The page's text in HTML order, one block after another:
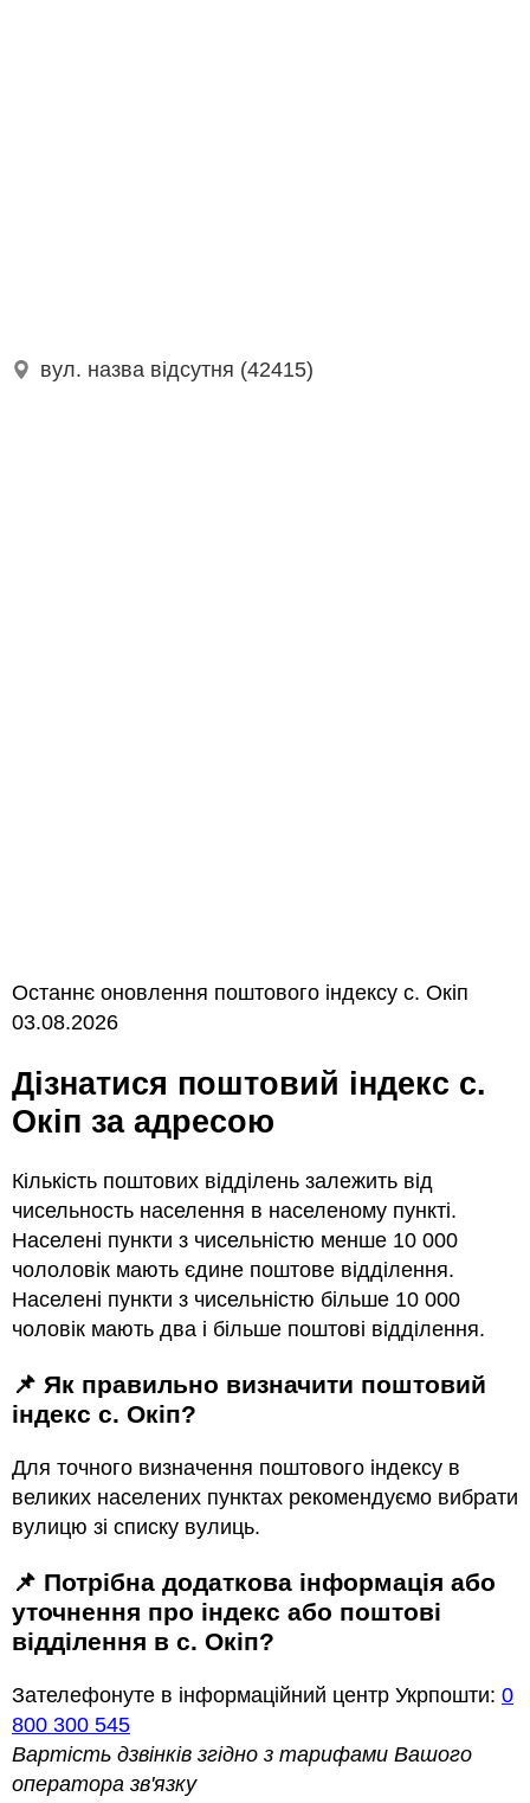
вул. назва відсутня (42415)
Останнє оновлення поштового індексу с. Окіп
03.08.2026
Дізнатися поштовий індекс с.
Окіп за адресою
Кількість поштових відділень залежить від
чисельность населення в населеному пункті.
Населені пункти з чисельністю менше 10 000
чололовік мають єдине поштове відділення.
Населені пункти з чисельністю більше 10 000
чоловік мають два і більше поштові відділення.
📌 Як правильно визначити поштовий
індекс с. Окіп?
Для точного визначення поштового індексу в
великих населених пунктах рекомендуємо вибрати
вулицю зі списку вулиць.
📌 Потрібна додаткова інформація або
уточнення про індекс або поштові
відділення в с. Окіп?
Зателефонуте в інформаційний центр Укрпошти: 0
800 300 545
Вартість дзвінків згідно з тарифами Вашого
оператора зв'язку